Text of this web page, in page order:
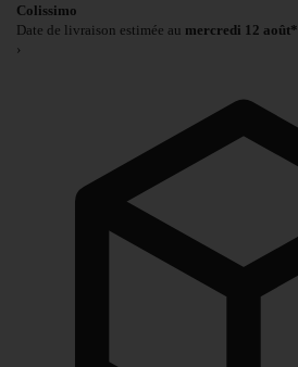
Colissimo
Date de livraison estimée au mercredi 12 août*
›